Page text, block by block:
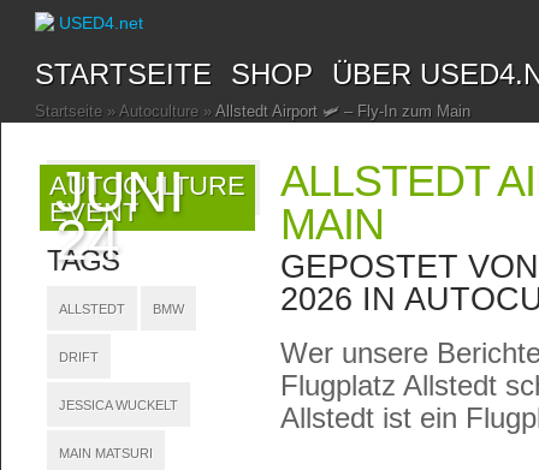
STARTSEITE SHOP ÜBER
Startseite » Autoculture » Allstedt Airport 🛩️ – Fly-In zum Main
AUTOCULTURE
EVENT
JUNI
24
TAGS
ALLSTEDT BMW
DRIFT
JESSICA WUCKELT
MAIN MATSURI
ALLSTEDT
MAIN
GEPOSTET
2026 IN
Wer unsere
Flugplatz Allstedt
Allstedt ist ein